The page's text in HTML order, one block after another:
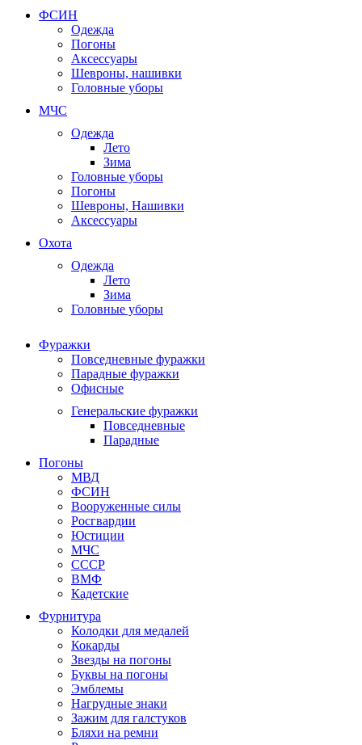
ФСИН
Одежда
Погоны
Аксессуары
Шевроны, нашивки
Головные уборы
МЧС
Одежда
Лето
Зима
Головные уборы
Погоны
Шевроны, Нашивки
Аксессуары
Охота
Одежда
Лето
Зима
Головные уборы
Фуражки
Повседневные фуражки
Парадные фуражки
Офисные
Генеральские фуражки
Повседневные
Парадные
Погоны
МВД
ФСИН
Вооруженные силы
Росгвардии
Юстиции
МЧС
СССР
ВМФ
Кадетские
Фурнитура
Колодки для медалей
Кокарды
Звезды на погоны
Буквы на погоны
Эмблемы
Нагрудные знаки
Зажим для галстуков
Бляхи на ремни